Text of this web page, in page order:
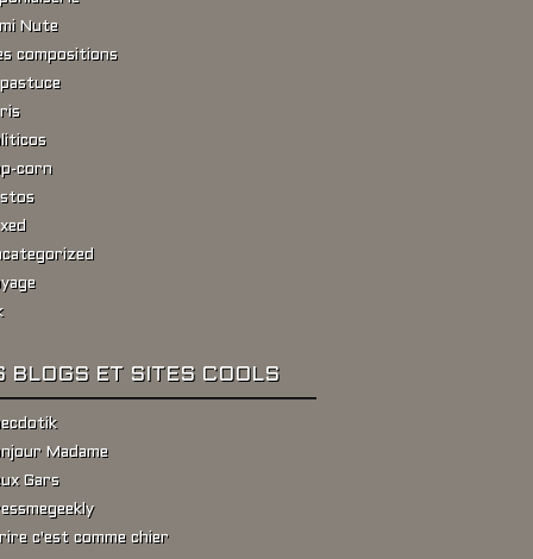
Nute
compositions
corn
BLOGS ET SITES COOLS
Madame
Gars
c'est comme chier